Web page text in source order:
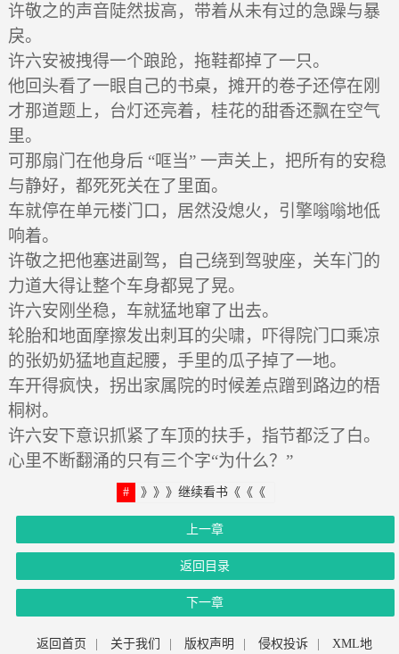
许敬之的声音陡然拔高，带着从未有过的急躁与暴
戾。
许六安被拽得一个踉跄，拖鞋都掉了一只。
他回头看了一眼自己的书桌，摊开的卷子还停在刚
才那道题上，台灯还亮着，桂花的甜香还飘在空气
里。
可那扇门在他身后 “哐当” 一声关上，把所有的安稳
与静好，都死死关在了里面。
车就停在单元楼门口，居然没熄火，引擎嗡嗡地低
响着。
许敬之把他塞进副驾，自己绕到驾驶座，关车门的
力道大得让整个车身都晃了晃。
许六安刚坐稳，车就猛地窜了出去。
轮胎和地面摩擦发出刺耳的尖啸，吓得院门口乘凉
的张奶奶猛地直起腰，手里的瓜子掉了一地。
车开得疯快，拐出家属院的时候差点蹭到路边的梧
桐树。
许六安下意识抓紧了车顶的扶手，指节都泛了白。
心里不断翻涌的只有三个字“为什么？”
》》》继续看书《《《
上一章
返回目录
下一章
返回首页 关于我们 版权声明 侵权投诉 XML地